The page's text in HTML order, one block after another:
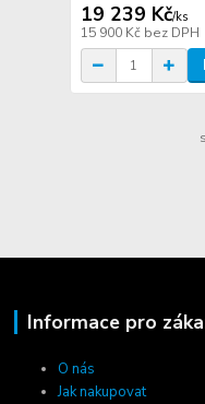
19 239 Kč/ks
15 900 Kč bez DPH
Informace pro
O nás
Jak nakupovat